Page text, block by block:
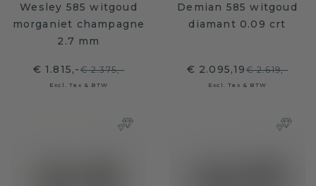
Wesley 585 witgoud
morganiet champagne
2.7 mm
€ 1.815,-€ 2.375,-
Excl. Tax & BTW
Demian 585 witgoud
diamant 0.09 crt
€ 2.095,19€ 2.619,-
Excl. Tax & BTW